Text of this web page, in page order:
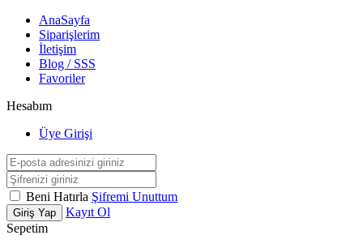
AnaSayfa
Siparişlerim
İletişim
Blog / SSS
Favoriler
Hesabım
Üye Girişi
Beni Hatırla Şifremi Unuttum
Giriş Yap
Kayıt Ol
Sepetim